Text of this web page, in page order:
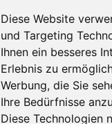
Diese Website
und Targeting
Ihnen ein besseres
Erlebnis zu
Werbung, die Sie
Ihre Bedürfnisse
Diese Technologien